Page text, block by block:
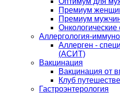
Премиум
Премиум
Онкологические
Аллергология-
Аллерген -
(АСИТ)
Вакцинация
Вакцинация от
Клуб
Гастроэнтерология